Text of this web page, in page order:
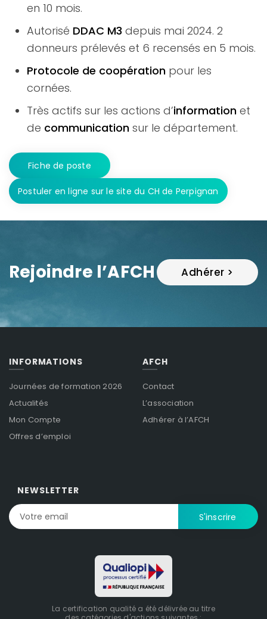
en 10 mois.
Autorisé DDAC M3 depuis mai 2024. 2
donneurs prélevés et 6 recensés en 5 mois.
Protocole de coopération pour les
cornées.
Très actifs sur les actions d’information et
de communication sur le département.
Fiche de poste
Postuler en ligne sur le site du CH de Perpignan
Rejoindre l’AFCH Adhérer >
INFORMATIONS
Journées de formation 2026
Actualités
Mon Compte
Offres d’emploi
AFCH
Contact
L’association
Adhérer à l’AFCH
NEWSLETTER
La certification qualité a été délivrée au titre